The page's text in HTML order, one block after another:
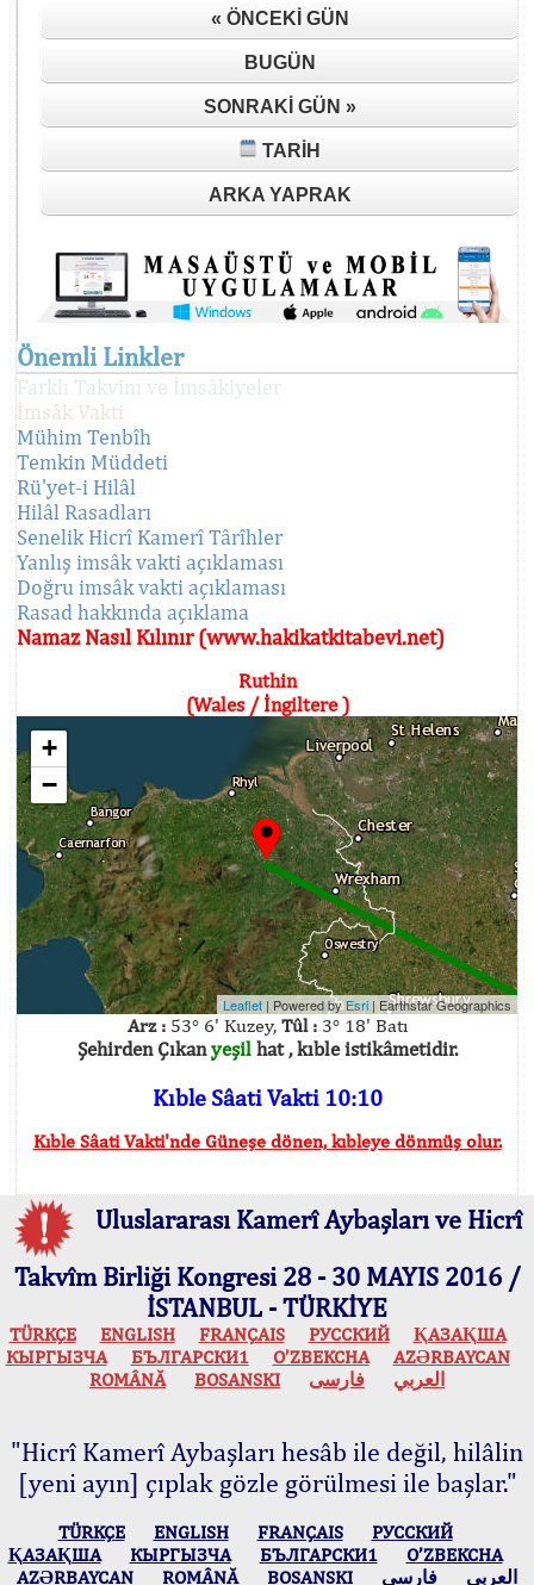
« ÖNCEKI GÜN
BUGÜN
SONRAKI GÜN »
TARIH
ARKA YAPRAK
Önemli Linkler
Farklı Takvim ve İmsâkiyeler
İmsâk Vakti
Mühim Tenbîh
Temkin Müddeti
Rü'yet-i Hilâl
Hilâl Rasadları
Senelik Hicrî Kamerî Târîhler
Yanlış imsâk vakti açıklaması
Doğru imsâk vakti açıklaması
Rasad hakkında açıklama
Namaz Nasıl Kılınır (www.hakikatkitabevi.net)
Ruthin
(Wales / İngiltere )
+
−
Leaflet | Powered byEsri | Earthstar Geographics
Arz :53° 6' Kuzey, Tûl :3° 18' Batı
Şehirden Çıkanyeşilhat , kıble istikâmetidir.
Kıble Sâati Vakti 10:10
Kıble Sâati Vakti'nde Güneşe dönen, kıbleye dönmüş olur.
Uluslararası Kamerî Aybaşları ve Hicrî
Takvîm Birliği Kongresi 28 - 30 MAYIS 2016 /
İSTANBUL - TÜRKİYE
TÜRKÇE ENGLISH FRANÇAIS РУССКИЙ
ҚАЗАҚША
КЫPГЫЗЧA
БЪЛГАРСКИ1 O’ZBEKCHA
AZӘRBAYCAN
ROMÂNĂ
BOSANSKI العربي فارسی
"Hicrî Kamerî Aybaşları hesâb ile değil, hilâlin
[yeni ayın] çıplak gözle görülmesi ile başlar."
TÜRKÇE ENGLISH FRANÇAIS
РУССКИЙ
ҚАЗАҚША
КЫPГЫЗЧA БЪЛГАРСКИ1
O’ZBEKCHA
AZӘRBAYCAN
ROMÂNĂ BOSANSKI العربي فارسی